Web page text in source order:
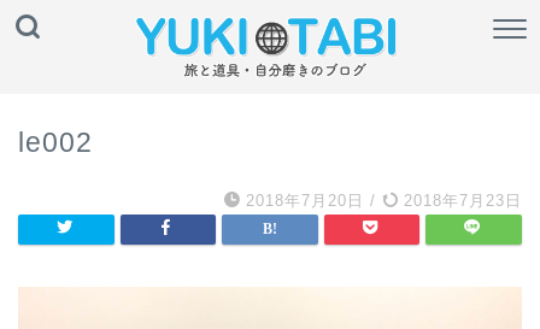
le002
2018年7月20日 / 2018年7月23日